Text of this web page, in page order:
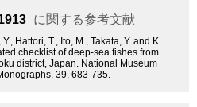
に関する参考文献
Hattori, T., Ito, M., Takata, Y. and K.
checklist of deep-sea fishes from
district, Japan. National Museum
39, 683-735.